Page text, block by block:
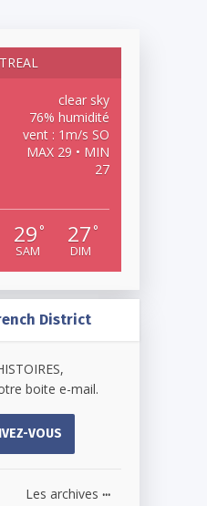
clear sky
76% humidité
vent : 1m/s SO
MAX 29 • MIN
27
29 °
SAM
27 °
DIM
District
boite e-mail.
VOUS
Les archives ...